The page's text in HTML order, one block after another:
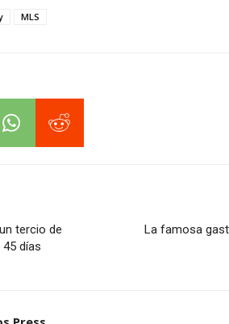
MLS
tercio de
días
La famosa